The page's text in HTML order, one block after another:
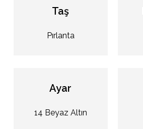
Taş
Pırlanta
Ayar
14 Beyaz Altın